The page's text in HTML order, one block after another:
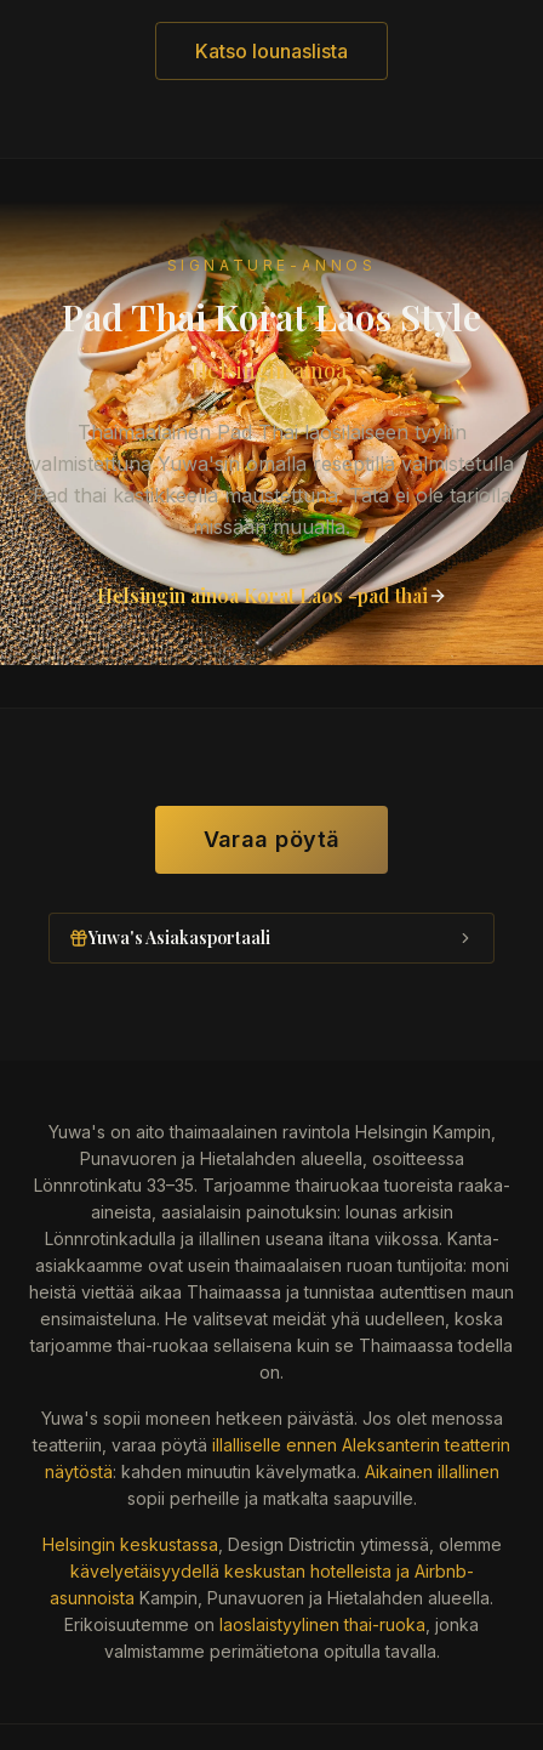
Katso lounaslista
SIGNATURE-ANNOS
Pad Thai Korat Laos Style
Helsingin ainoa.
Thaimaalainen Pad Thai laosilaiseen tyyliin
valmistettuna Yuwa'sin omalla reseptillä valmistetulla
Pad thai kastikkeella maustettuna. Tätä ei ole tarjolla
missään muualla.
Helsingin ainoa Korat Laos -pad thai
Varaa pöytä
Yuwa's Asiakasportaali
Yuwa's on aito thaimaalainen ravintola Helsingin Kampin,
Punavuoren ja Hietalahden alueella, osoitteessa
Lönnrotinkatu 33–35. Tarjoamme thairuokaa tuoreista raaka-
aineista, aasialaisin painotuksin: lounas arkisin
Lönnrotinkadulla ja illallinen useana iltana viikossa. Kanta-
asiakkaamme ovat usein thaimaalaisen ruoan tuntijoita: moni
heistä viettää aikaa Thaimaassa ja tunnistaa autenttisen maun
ensimaisteluna. He valitsevat meidät yhä uudelleen, koska
tarjoamme thai-ruokaa sellaisena kuin se Thaimaassa todella
on.
Yuwa's sopii moneen hetkeen päivästä. Jos olet menossa
teatteriin, varaa pöytä illalliselle ennen Aleksanterin teatterin
näytöstä: kahden minuutin kävelymatka. Aikainen illallinen
sopii perheille ja matkalta saapuville.
Helsingin keskustassa , Design Districtin ytimessä, olemme
kävelyetäisyydellä keskustan hotelleista ja Airbnb-
asunnoista Kampin, Punavuoren ja Hietalahden alueella.
Erikoisuutemme on laoslaistyylinen thai-ruoka , jonka
valmistamme perimätietona opitulla tavalla.